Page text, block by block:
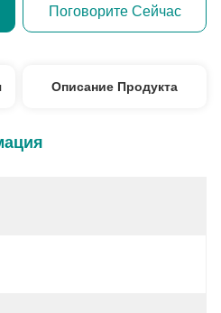
Поговорите Сейчас
Описание Продукта